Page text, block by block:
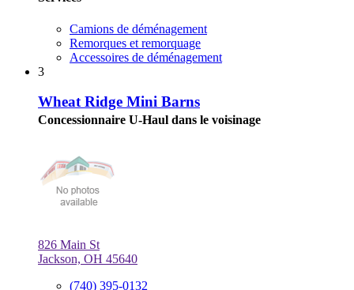
Camions de déménagement
Remorques et remorquage
Accessoires de déménagement
3
Wheat Ridge Mini Barns
Concessionnaire U-Haul dans le voisinage
826 Main St
Jackson, OH 45640
(740) 395-0132